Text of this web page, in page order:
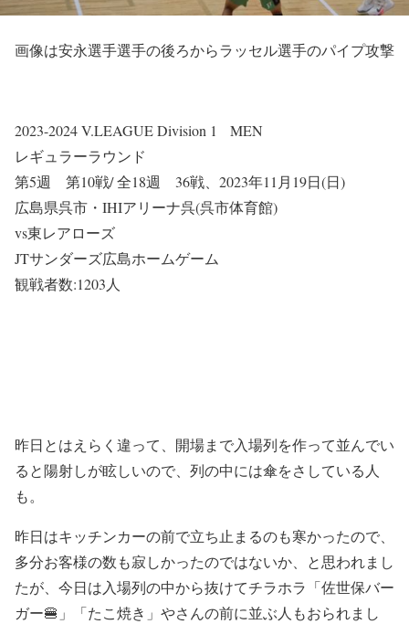
画像は安永選手選手の後ろからラッセル選手のパイプ攻撃
2023-2024 V.LEAGUE Division 1 MEN
レギュラーラウンド
第5週 第10戦/ 全18週 36戦、2023年11月19日(日)
広島県呉市・IHIアリーナ呉(呉市体育館)
vs東レアローズ
JTサンダーズ広島ホームゲーム
観戦者数:1203人
昨日とはえらく違って、開場まで入場列を作って並んでい
ると陽射しが眩しいので、列の中には傘をさしている人
も。
昨日はキッチンカーの前で立ち止まるのも寒かったので、
多分お客様の数も寂しかったのではないか、と思われまし
たが、今日は入場列の中から抜けてチラホラ「佐世保バー
ガー🍔」「たこ焼き」やさんの前に並ぶ人もおられまし